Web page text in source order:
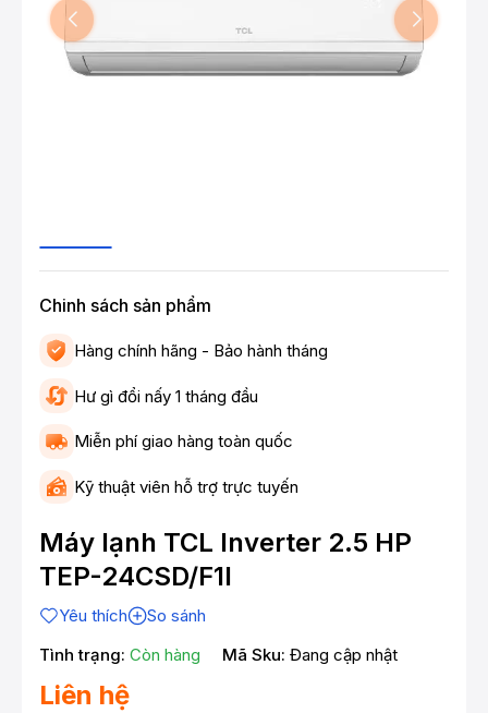
Chinh sách sản phẩm
Hàng chính hãng - Bảo hành tháng
Hư gì đổi nấy 1 tháng đầu
Miễn phí giao hàng toàn quốc
Kỹ thuật viên hỗ trợ trực tuyến
Máy lạnh TCL Inverter 2.5 HP
TEP-24CSD/F1I
Yêu thích
So sánh
Tình trạng: Còn hàng Mã Sku: Đang cập nhật
Liên hệ